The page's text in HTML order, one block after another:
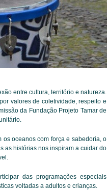
entre cultura, território e natureza.
valores de coletividade, respeito e
da Fundação Projeto Tamar de
oceanos com força e sabedoria, o
as histórias nos inspiram a cuidar do
das programações especiais
voltadas a adultos e crianças.